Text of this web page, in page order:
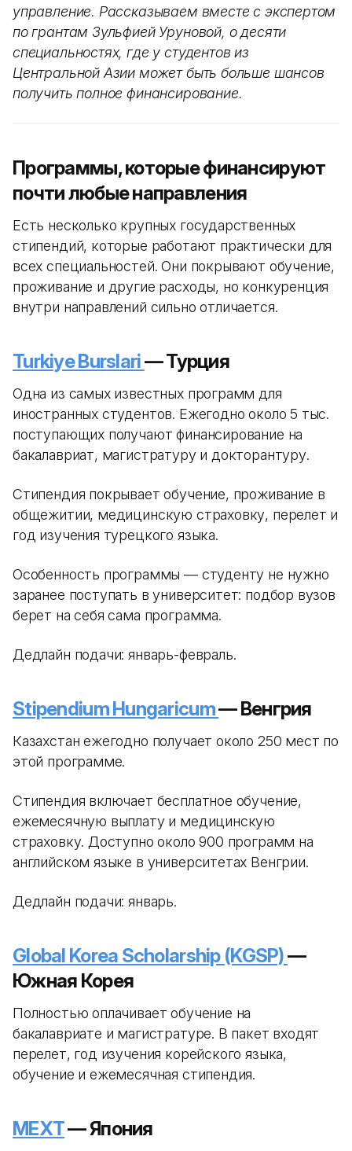
управление. Рассказываем вместе с экспертом
по грантам Зульфией Уруновой, о десяти
специальностях, где у студентов из
Центральной Азии может быть больше шансов
получить полное финансирование.
Программы, которые финансируют
почти любые направления
Есть несколько крупных государственных
стипендий, которые работают практически для
всех специальностей. Они покрывают обучение,
проживание и другие расходы, но конкуренция
внутри направлений сильно отличается.
Turkiye Burslari— Турция
Одна из самых известных программ для
иностранных студентов. Ежегодно около 5 тыс.
поступающих получают финансирование на
бакалавриат, магистратуру и докторантуру.
Стипендия покрывает обучение, проживание в
общежитии, медицинскую страховку, перелет и
год изучения турецкого языка.
Особенность программы — студенту не нужно
заранее поступать в университет: подбор вузов
берет на себя сама программа.
Дедлайн подачи: январь-февраль.
Stipendium Hungaricum— Венгрия
Казахстан ежегодно получает около 250 мест по
этой программе.
Стипендия включает бесплатное обучение,
ежемесячную выплату и медицинскую
страховку. Доступно около 900 программ на
английском языке в университетах Венгрии.
Дедлайн подачи: январь.
Global Korea Scholarship (KGSP)—
Южная Корея
Полностью оплачивает обучение на
бакалавриате и магистратуре. В пакет входят
перелет, год изучения корейского языка,
обучение и ежемесячная стипендия.
MEXT— Япония